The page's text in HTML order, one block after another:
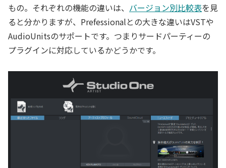
もの。それぞれの機能の違いは、 バージョン別比較表を見
ると分かりますが、Prefessionalとの大きな違いはVSTや
AudioUnitsのサポートです。つまりサードパーティーの
プラグインに対応しているかどうかです。